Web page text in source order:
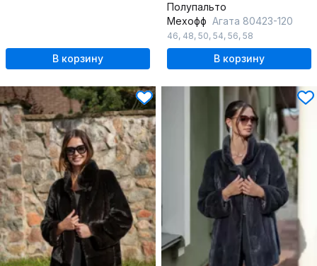
В корзину
Полупальто
Мехофф Агата 80423-120
46, 48, 50, 54, 56, 58
В корзину